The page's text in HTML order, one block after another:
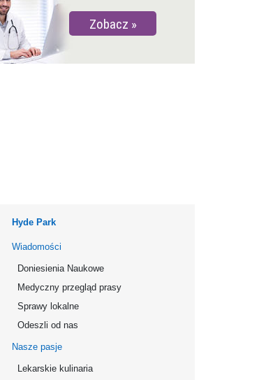
Zobacz
Hyde Park
Wiadomości
Doniesienia Naukowe
Medyczny przegląd prasy
Sprawy lokalne
Odeszli od nas
Nasze pasje
Lekarskie kulinaria